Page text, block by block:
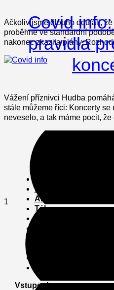
Ačkoliv jsme dlouho doufali,
proběhne ve standardní
nakonec zkazila plány.
Covid
pravidla
Vážení příznivci Hudba
stále můžeme říci: Koncerty
neveselo, a tak máme pocit, že
příspěvků
1
Menu
Podporujeme
Aktuálně
Tábor
Zpracování
Vstupenky